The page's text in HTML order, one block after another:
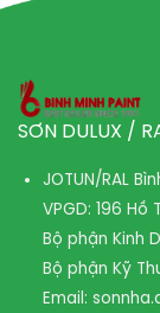
SƠN DULUX /
JOTUN/RAL
VPGD: 196 Hồ
Bộ phận Kinh
Bộ phận Kỹ
Email: